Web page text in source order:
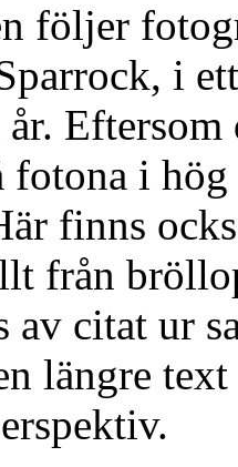
följer
i
fotona i
finns
från
av citat ur
längre